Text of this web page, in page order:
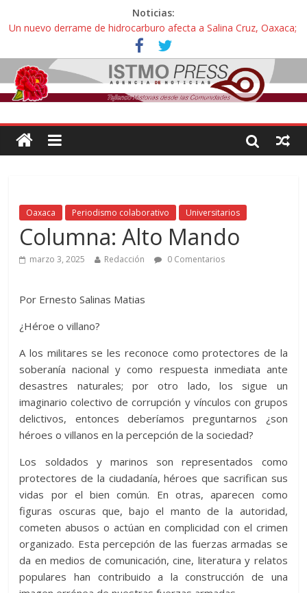
Noticias:
Un nuevo derrame de hidrocarburo afecta a Salina Cruz, Oaxaca;
ahora pescadores de Salinas del Marqués denuncian daños de
Pemex
Ángel, el joven autista expulsado por la Universidad Bienestar de
Ixtepec, Oaxaca vuelve a las aulas tras amparo
Familiares de periodista Alejandro Leyva se reúnen con titular de
intelectuales de su asesinato
Alertan pescadores de Juchitán, Oaxaca de nuevo despojo de su
Oaxaca Periodismo colaborativo Universitarios
Columna: Alto Mando
marzo 3, 2025 Redacción 0 Comentarios
Por Ernesto Salinas Matias
¿Héroe o villano?
A los militares se les reconoce como protectores de la
soberanía nacional y como respuesta inmediata ante
desastres naturales; por otro lado, los sigue un
imaginario colectivo de corrupción y vínculos con grupos
delictivos, entonces deberíamos preguntarnos ¿son
héroes o villanos en la percepción de la sociedad?
Los soldados y marinos son representados como
protectores de la ciudadanía, héroes que sacrifican sus
vidas por el bien común. En otras, aparecen como
figuras oscuras que, bajo el manto de la autoridad,
cometen abusos o actúan en complicidad con el crimen
organizado. Esta percepción de las fuerzas armadas se
da en medios de comunicación, cine, literatura y relatos
populares han contribuido a la construcción de una